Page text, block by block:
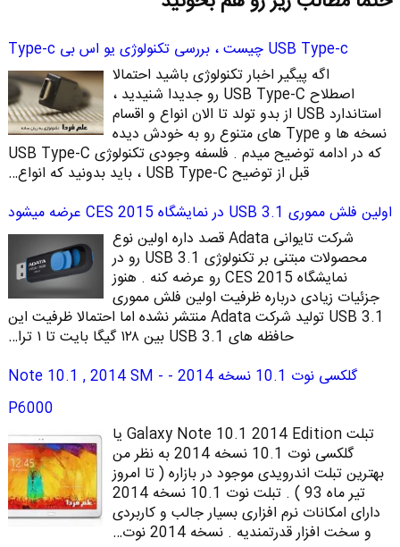
USB Type-c چیست ، بررسی تکنولوژی یو اس بی Type-c
اگه پیگیر اخبار تکنولوژی باشید احتمالا
اصطلاح USB Type-C رو جدیدا شنیدید ،
استاندارد USB از بدو تولد تا الان انواع و اقسام
نسخه ها و Type های متنوع رو به خودش دیده
که در ادامه توضیح میدم . فلسفه وجودی تکنولوژی USB Type-C
قبل از توضیح USB Type-C ، باید بدونید که انواع…
اولین فلش مموری USB 3.1 در نمایشگاه CES 2015 عرضه میشود
شرکت تایوانی Adata قصد داره اولین نوع
محصولات مبتنی بر تکنولوژی USB 3.1 رو در
نمایشگاه CES 2015 رو عرضه کنه . هنوز
جزئیات زیادی درباره ظرفیت اولین فلش مموری
USB 3.1 تولید شرکت Adata منتشر نشده اما احتمالا ظرفیت این
حافظه های USB 3.1 بین ۱۲۸ گیگا بایت تا ۱ ترا…
گلکسی نوت 10.1 نسخه 2014 - Note 10.1 , 2014 SM -
P6000
تبلت Galaxy Note 10.1 2014 Edition یا
گلکسی نوت 10.1 نسخه 2014 به نظر من
بهترین تبلت اندرویدی موجود در بازاره ( تا امروز
تیر ماه 93 ) . تبلت نوت 10.1 نسخه 2014
دارای امکانات نرم افزاری بسیار جالب و کاربردی
و سخت افزار قدرتمندیه . نسخه 2014 نوت…